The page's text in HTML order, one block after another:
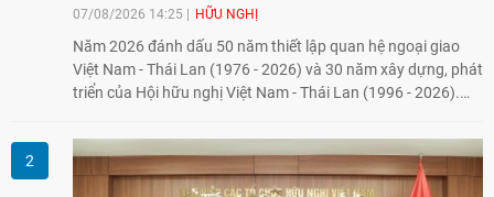
07/08/2026 14:25 HỮU NGHỊ
Năm 2026 đánh dấu 50 năm thiết lập quan hệ ngoại giao
Việt Nam - Thái Lan (1976 - 2026) và 30 năm xây dựng, phát
triển của Hội hữu nghị Việt Nam - Thái Lan (1996 - 2026).
tình hữu nghị, đồng thời từng bước mở rộng hoạt động từ
giao lưu truyền thống sang kết nối địa phương, doanh
nghiệp, giáo dục, văn hóa và thế hệ trẻ, góp phần tăng